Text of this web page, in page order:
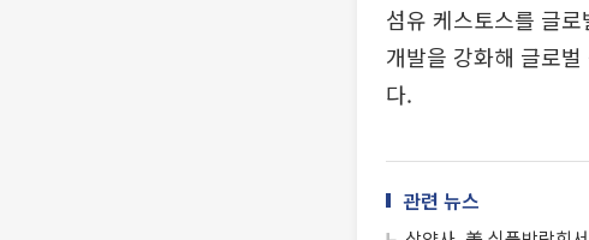
섬유 케스토스를 글
개발을 강화해 글로
다.
관련 뉴스